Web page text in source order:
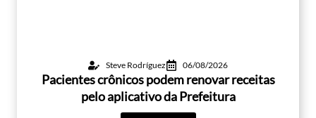
Steve Rodríguez 06/08/2026
Pacientes crônicos podem renovar receitas
pelo aplicativo da Prefeitura